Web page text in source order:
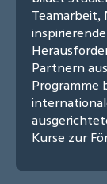
Partnern
Programme
Kurse zur